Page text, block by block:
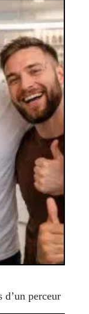
d’un perceur